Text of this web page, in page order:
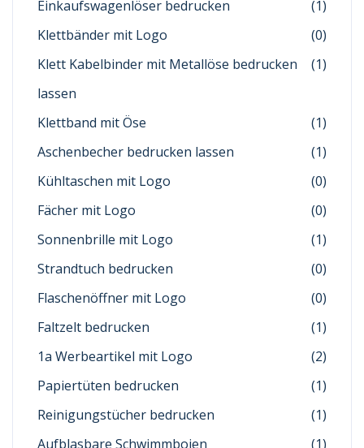
Einkaufswagenlöser bedrucken
(1)
Klettbänder mit Logo
(0)
Klett Kabelbinder mit Metallöse bedrucken
lassen
(1)
Klettband mit Öse
(1)
Aschenbecher bedrucken lassen
(1)
Kühltaschen mit Logo
(0)
Fächer mit Logo
(0)
Sonnenbrille mit Logo
(1)
Strandtuch bedrucken
(0)
Flaschenöffner mit Logo
(0)
Faltzelt bedrucken
(1)
1a Werbeartikel mit Logo
(2)
Papiertüten bedrucken
(1)
Reinigungstücher bedrucken
(1)
Aufblasbare Schwimmbojen
(1)